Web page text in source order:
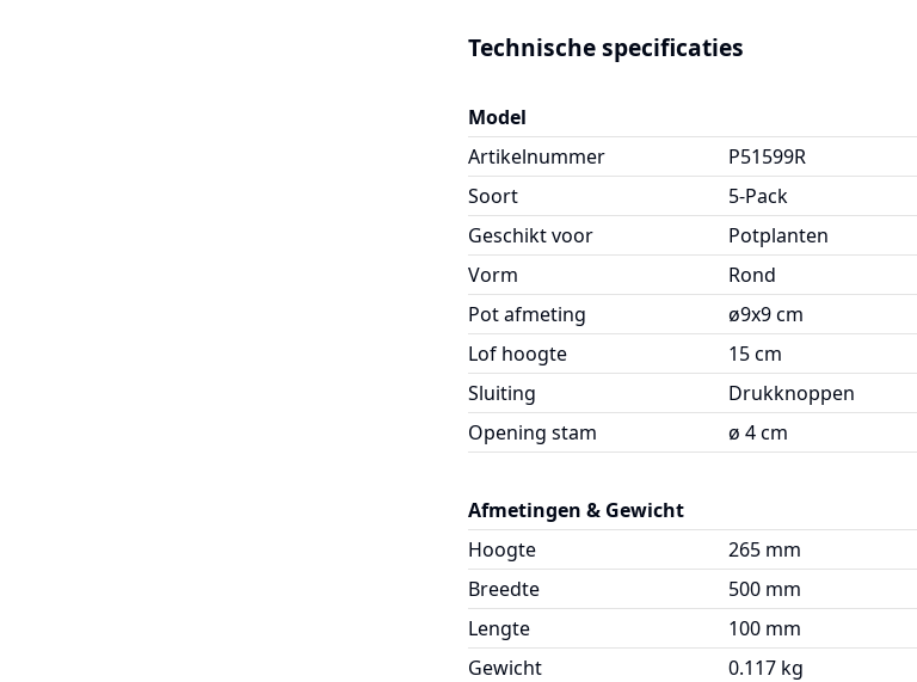
Technische specificaties
Model
Artikelnummer
P51599R
Soort
5-Pack
Geschikt voor
Potplanten
Vorm
Rond
Pot afmeting
ø9x9 cm
Lof hoogte
15 cm
Sluiting
Drukknoppen
Opening stam
ø 4 cm
Afmetingen & Gewicht
Hoogte
265 mm
Breedte
500 mm
Lengte
100 mm
Gewicht
0.117 kg